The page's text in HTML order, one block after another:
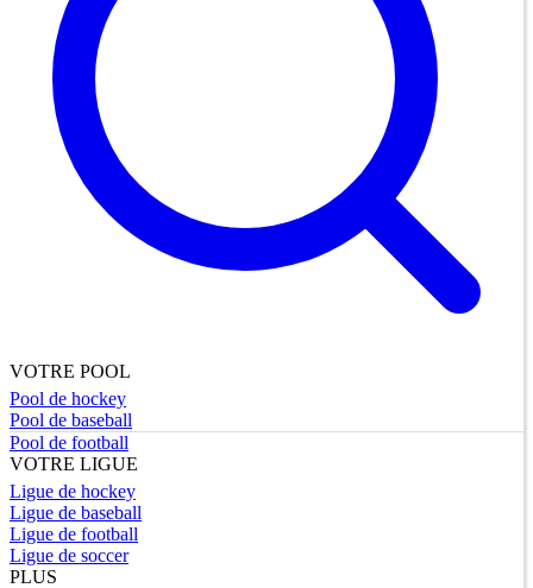
VOTRE POOL
Pool de hockey
Pool de baseball
Pool de football
VOTRE LIGUE
Ligue de hockey
Ligue de baseball
Ligue de football
Ligue de soccer
PLUS